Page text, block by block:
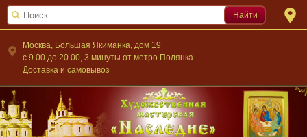
Москва, Большая Якиманка, дом 19
c 9.00 до 20.00, 3 минуты от метро Полянка
Доставка и самовывоз
Найти